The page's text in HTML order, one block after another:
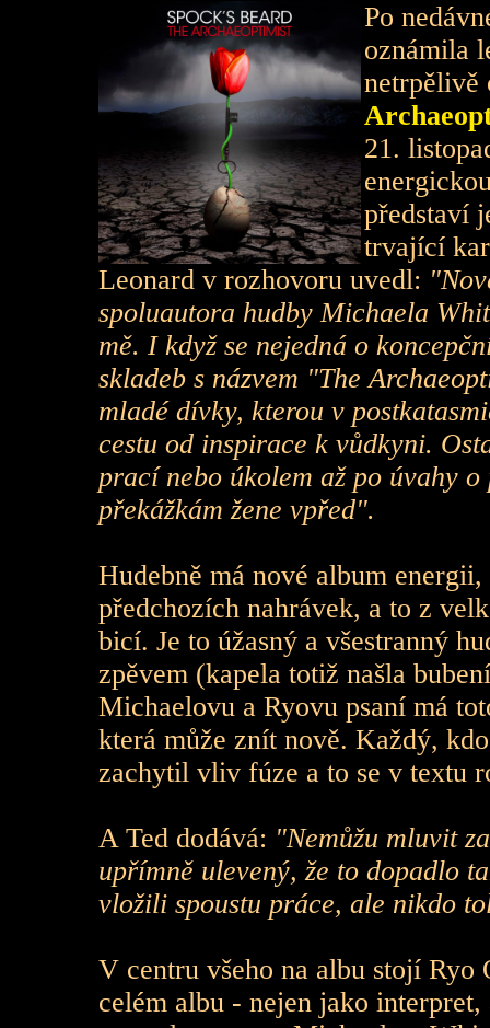
Po
oznámila
netrpělivě
21.
představí
trvající
Leonard v rozhovoru uvedl:
spoluautora hudby Michaela
mě. I když se nejedná o
skladeb s názvem "The
mladé dívky, kterou v
cestu od inspirace k vůdkyni.
prací nebo úkolem až po úvahy
překážkám žene vpřed".
Hudebně má nové album
předchozích nahrávek, a to z
bicí. Je to úžasný a všestranný
zpěvem (kapela totiž našla
Michaelovu a Ryovu psaní má
která může znít nově. Každý,
zachytil vliv fúze a to se v textu
A Ted dodává: "Nemůžu mluvit
upřímně ulevený, že to dopadlo
vložili spoustu práce, ale nikdo
V centru všeho na albu stojí
celém albu - nejen jako